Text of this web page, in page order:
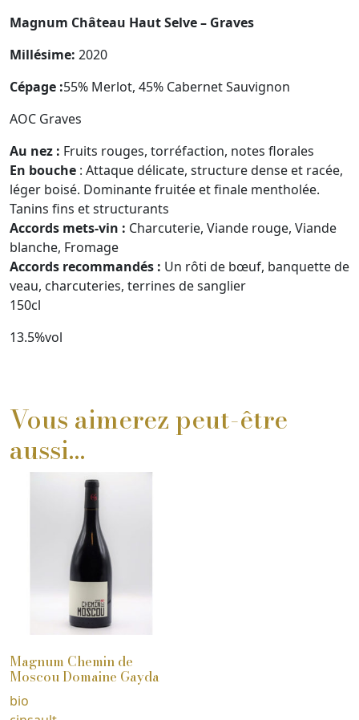
Magnum Château Haut Selve – Graves
Millésime: 2020
Cépage :55% Merlot, 45% Cabernet Sauvignon
AOC Graves
Au nez : Fruits rouges, torréfaction, notes florales
En bouche : Attaque délicate, structure dense et racée,
léger boisé. Dominante fruitée et finale mentholée.
Tanins fins et structurants
Accords mets-vin : Charcuterie, Viande rouge, Viande
blanche, Fromage
Accords recommandés : Un rôti de bœuf, banquette de
veau, charcuteries, terrines de sanglier
150cl
13.5%vol
Vous aimerez peut-être
aussi…
Magnum Chemin de
Moscou Domaine Gayda
bio